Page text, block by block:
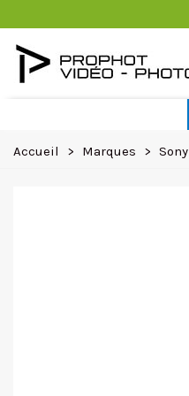
Accueil > Marques > Sony